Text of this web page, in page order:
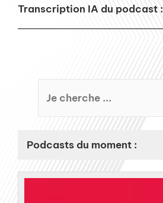
Transcription IA du podcast :
Podcasts du moment :